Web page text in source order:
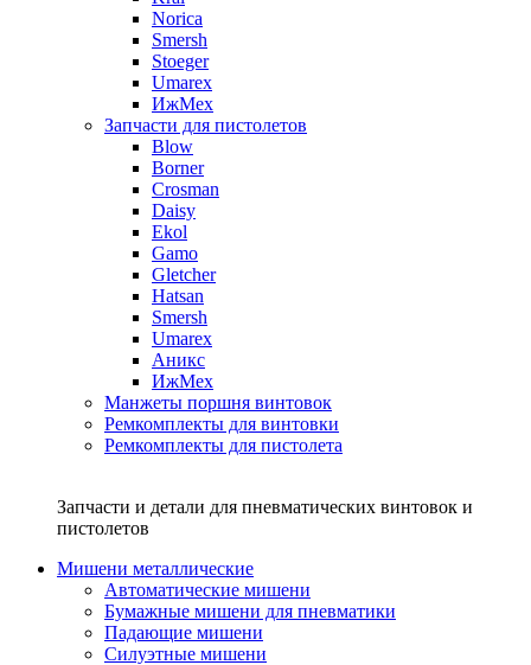
Norica
Smersh
Stoeger
Umarex
ИжМех
Запчасти для пистолетов
Blow
Borner
Crosman
Daisy
Ekol
Gamo
Gletcher
Hatsan
Smersh
Umarex
Аникс
ИжМех
Манжеты поршня винтовок
Ремкомплекты для винтовки
Ремкомплекты для пистолета
Запчасти и детали для пневматических винтовок и
пистолетов
Мишени металлические
Автоматические мишени
Бумажные мишени для пневматики
Падающие мишени
Силуэтные мишени